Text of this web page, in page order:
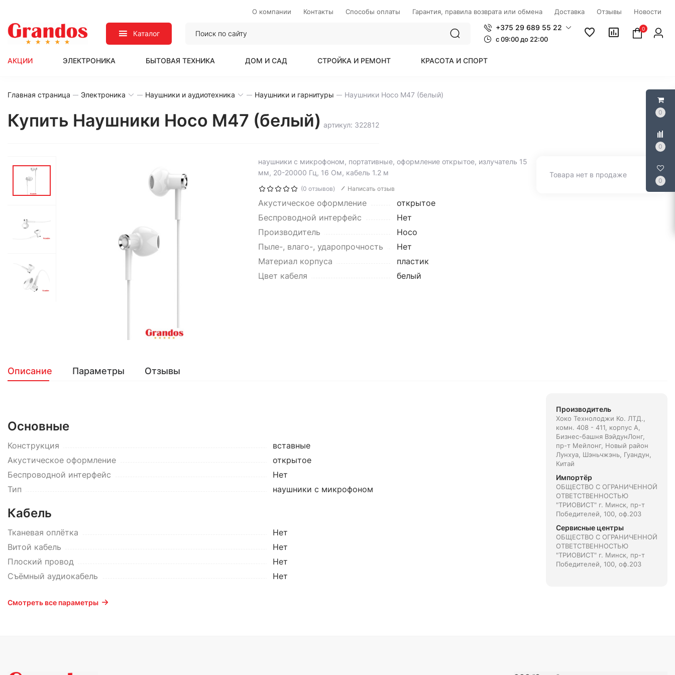
0
0
0
О компании Контакты Способы оплаты Гарантия, правила возврата или обмена Доставка Отзывы Новости
Каталог
+375 29 689 55 22
c 09:00 до 22:00
0
АКЦИИ ЭЛЕКТРОНИКА БЫТОВАЯ ТЕХНИКА ДОМ И САД СТРОЙКА И РЕМОНТ КРАСОТА И СПОРТ
Главная страница Электроника Наушники и аудиотехника Наушники и гарнитуры Наушники Hoco M47 (белый)
Купить Наушники Hoco M47 (белый) артикул: 322812
наушники с микрофоном, портативные, оформление открытое, излучатель 15
мм, 20-20000 Гц, 16 Ом, кабель 1.2 м
(0 отзывов) Написать отзыв
Акустическое оформление
открытое
Беспроводной интерфейс
Нет
Производитель
Hoco
Пыле-, влаго-, ударопрочность
Нет
Материал корпуса
пластик
Цвет кабеля
белый
Товара нет в продаже
Описание Параметры Отзывы
Основные
Конструкция
вставные
Акустическое оформление
открытое
Беспроводной интерфейс
Нет
Тип
наушники с микрофоном
Кабель
Тканевая оплётка
Нет
Витой кабель
Нет
Плоский провод
Нет
Съёмный аудиокабель
Нет
Смотреть все параметры
Производитель
Хоко Технолоджи Ко. ЛТД.,
комн. 408 - 411, корпус А,
Бизнес-башня ВэйдунЛонг,
пр-т Мейлонг, Новый район
Лунхуа, Шэньчжэнь, Гуандун,
Китай
Импортёр
ОБЩЕСТВО С ОГРАНИЧЕННОЙ
ОТВЕТСТВЕННОСТЬЮ
"ТРИОВИСТ" г. Минск, пр-т
Победителей, 100, оф.203
Сервисные центры
ОБЩЕСТВО С ОГРАНИЧЕННОЙ
ОТВЕТСТВЕННОСТЬЮ
"ТРИОВИСТ" г. Минск, пр-т
Победителей, 100, оф.203